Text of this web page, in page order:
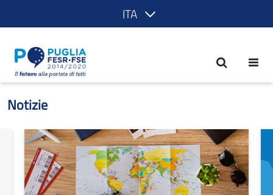
ITA
Notizie - POR Puglia 2014-2020
Notizie